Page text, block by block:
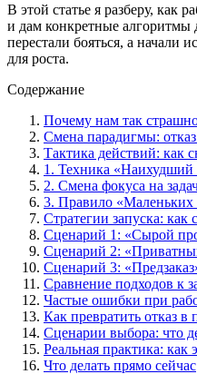
В этой статье я разберу, как
и дам конкретные алгоритмы
перестали бояться, а начали
для роста.
Содержание
Почему нам так
Смена парадигмы:
Тактика действий: как
1. Техника «Наихудший
2. Смена фокуса на
3. Правило «Маленьких
Стратегии запуска: как
Сценарий 1: «Сырой
Сценарий 2:
Сценарий 3:
Сравнение подходов к
Частые ошибки при
Как превратить отказ в
Сценарии выбора: что
Реальная практика: как
Что делать прямо сейчас